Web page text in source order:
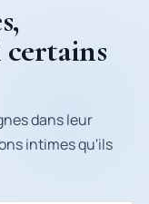
dans leur
intimes qu'ils